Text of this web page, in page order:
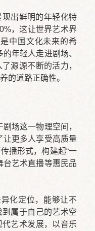
出鲜明的年轻化特
，这让世界艺术界
中国文化未来的希
年轻人走进剧场、
源源不断的活力，
的道路正确性。
场这一物理空间，
让更多人享受高质量
播形式，构建起“一
台艺术直播等惠民品
异化定位，能够让不
属于自己的艺术空
艺术发展，以音乐